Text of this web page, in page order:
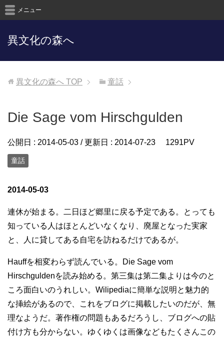
異文化の森へ
メニュー
異文化の森へ TOP 童話
Die Sage vom Hirschgulden
公開日 : 2014-05-03 / 更新日 : 2014-07-23 1291PV
童話
2014-05-03
連休が始まる。二日ほど郷里に戻る予定である。とっても
知っている人はほとんどいなくなり、廃屋となった実家
と、人に貸してある自宅を訪ねるだけであるが。
Hauffを相変わらず読んでいる。Die Sage vom
Hirschguldenを読み始める。第三集は第二集よりは今のと
ころ面白いのうれしい。Wilipediaに簡単な説明と魅力的
な挿絵があるので、これをブログに掲載したいのだが、無
理なようだ。著作権の問題もあるだろうし、ブログへの貼
付け方も分からない。ゆくゆくは画像などもたくさんこの